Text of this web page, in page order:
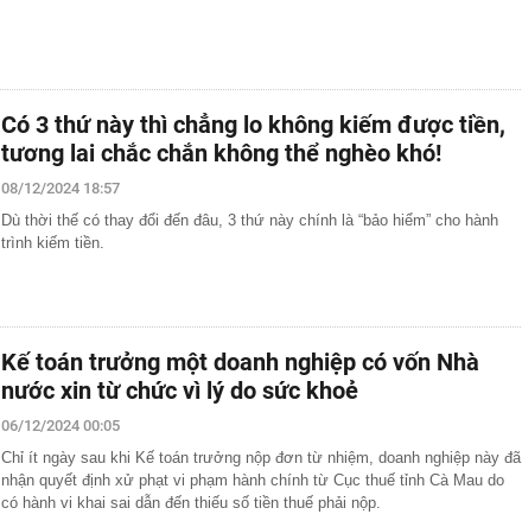
Có 3 thứ này thì chẳng lo không kiếm được tiền,
tương lai chắc chắn không thể nghèo khó!
08/12/2024 18:57
Dù thời thế có thay đổi đến đâu, 3 thứ này chính là “bảo hiểm” cho hành
trình kiếm tiền.
Kế toán trưởng một doanh nghiệp có vốn Nhà
nước xin từ chức vì lý do sức khoẻ
06/12/2024 00:05
Chỉ ít ngày sau khi Kế toán trưởng nộp đơn từ nhiệm, doanh nghiệp này đã
nhận quyết định xử phạt vi phạm hành chính từ Cục thuế tỉnh Cà Mau do
có hành vi khai sai dẫn đến thiếu số tiền thuế phải nộp.